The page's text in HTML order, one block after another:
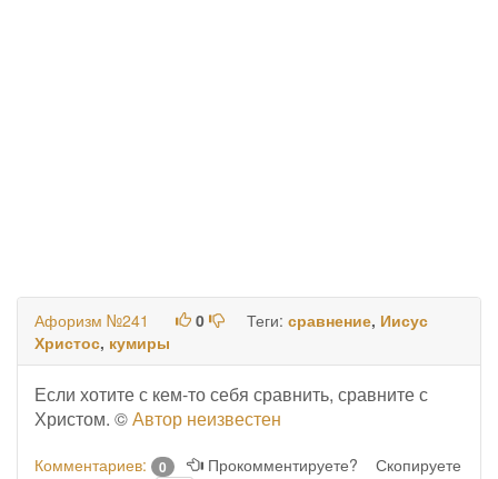
Афоризм №241 0 Теги: сравнение, Иисус
Христос, кумиры
Если хотите с кем-то себя сравнить, сравните с
Христом. ©Автор неизвестен
Комментариев: 0 Прокомментируете?
Скопируете